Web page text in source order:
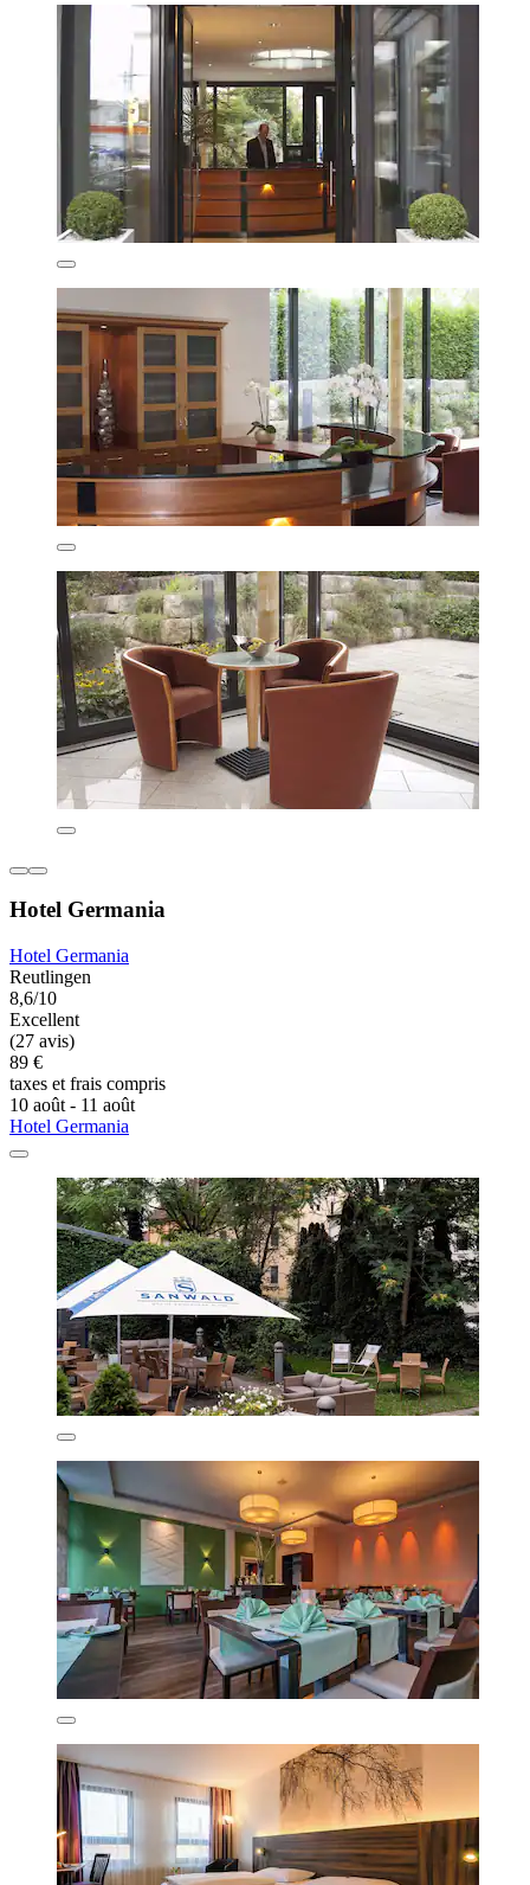
Hotel Germania
Hotel Germania
Reutlingen
8,6/10
Excellent
(27 avis)
89 €
taxes et frais compris
10 août - 11 août
Hotel Germania